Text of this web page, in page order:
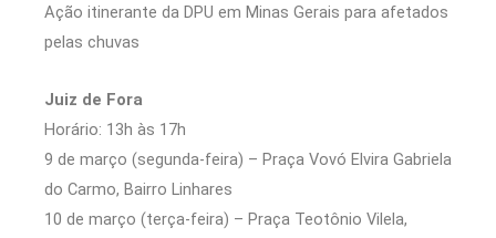
Ação itinerante da DPU em Minas Gerais para afetados
pelas chuvas
Juiz de Fora
Horário: 13h às 17h
9 de março (segunda-feira) – Praça Vovó Elvira Gabriela
do Carmo, Bairro Linhares
10 de março (terça-feira) – Praça Teotônio Vilela,